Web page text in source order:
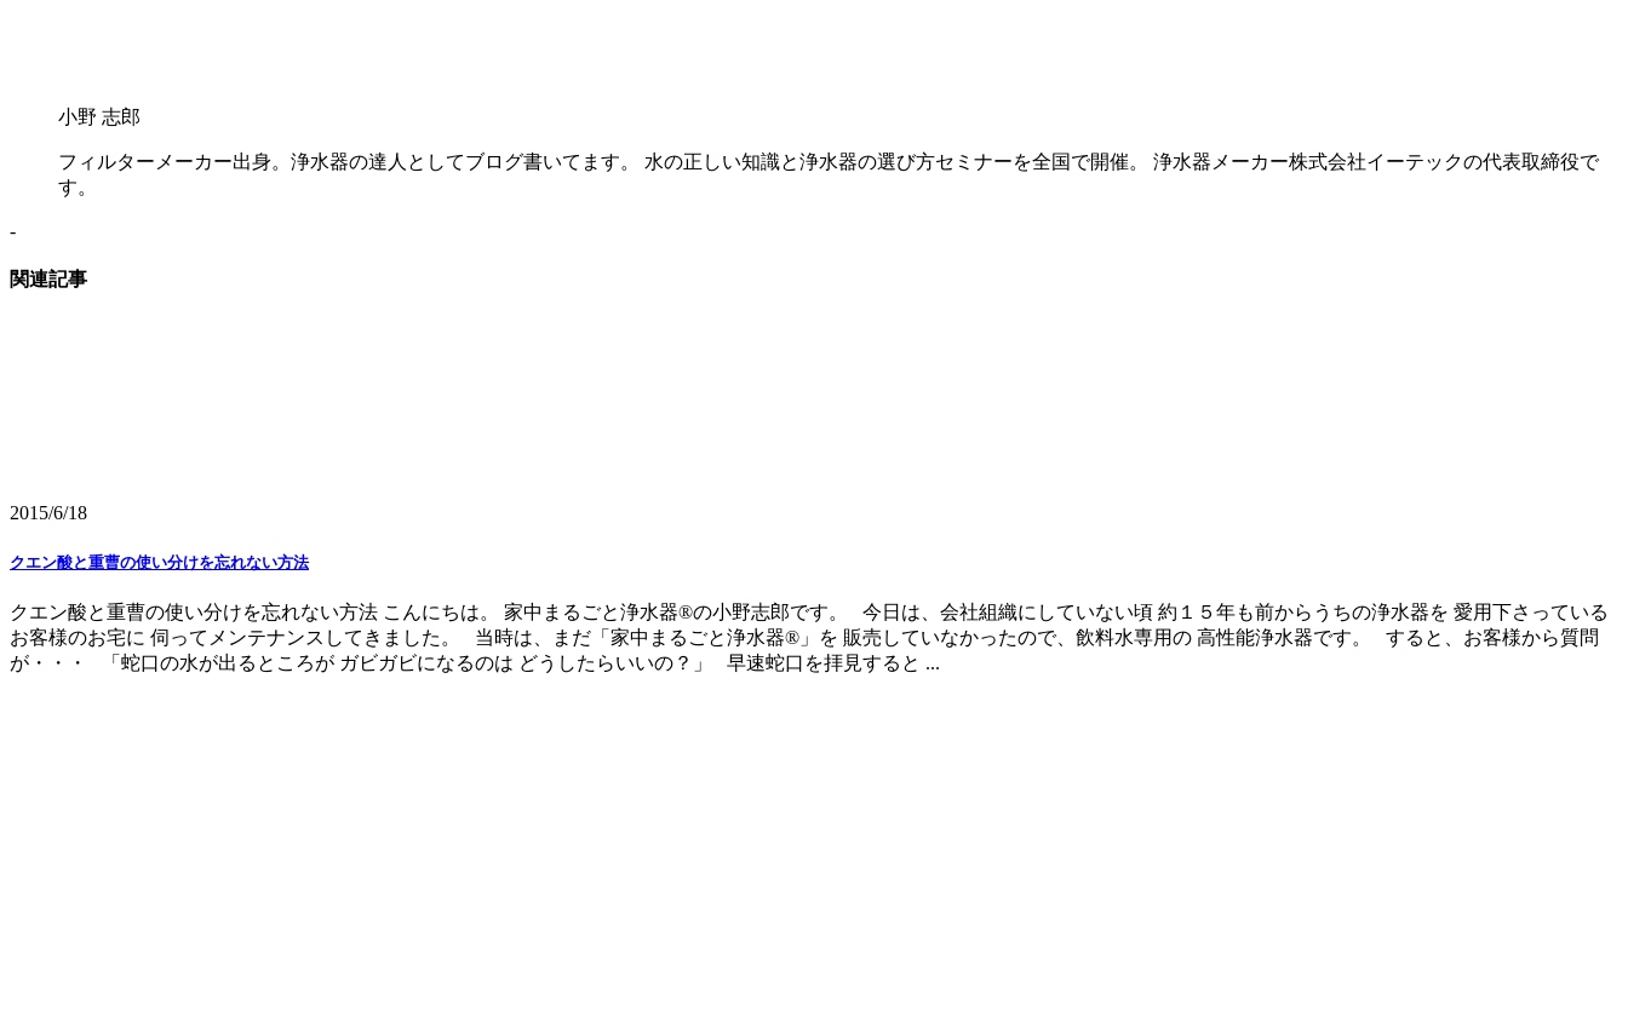
小野 志郎
フィルターメーカー出身。浄水器の達人としてブログ書いてます。 水の正しい知識と浄水器の選び方セミナーを全国で開催。 浄水器メーカー株式会社イーテックの代表取締役で
す。
-
関連記事
2015/6/18
クエン酸と重曹の使い分けを忘れない方法
クエン酸と重曹の使い分けを忘れない方法 こんにちは。 家中まるごと浄水器®の小野志郎です。 今日は、会社組織にしていない頃 約１５年も前からうちの浄水器を 愛用下さっている
お客様のお宅に 伺ってメンテナンスしてきました。 当時は、まだ「家中まるごと浄水器®」を 販売していなかったので、飲料水専用の 高性能浄水器です。 すると、お客様から質問
が・・・ 「蛇口の水が出るところが ガビガビになるのは どうしたらいいの？」 早速蛇口を拝見すると ...